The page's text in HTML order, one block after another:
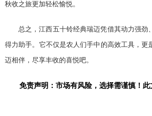
秋收之旅更加轻松愉悦。
总之，江西五十铃经典瑞迈凭借其动力强
得力助手。它不仅是农人们手中的高效工具，
迈相伴，尽享丰收的喜悦吧。
免责声明：市场有风险，选择需谨慎！